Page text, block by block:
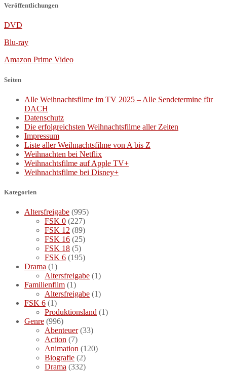
Veröffentlichungen
DVD
Blu-ray
Amazon Prime Video
Seiten
Alle Weihnachtsfilme im TV 2025 – Alle Sendetermine für
DACH
Datenschutz
Die erfolgreichsten Weihnachtsfilme aller Zeiten
Impressum
Liste aller Weihnachtsfilme von A bis Z
Weihnachten bei Netflix
Weihnachtsfilme auf Apple TV+
Weihnachtsfilme bei Disney+
Kategorien
Altersfreigabe (995)
FSK 0 (227)
FSK 12 (89)
FSK 16 (25)
FSK 18 (5)
FSK 6 (195)
Drama (1)
Altersfreigabe (1)
Familienfilm (1)
Altersfreigabe (1)
FSK 6 (1)
Produktionsland (1)
Genre (996)
Abenteuer(33)
Action (7)
Animation (120)
Biografie (2)
Drama (332)